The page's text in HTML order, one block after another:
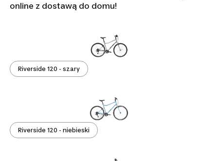
online z dostawą do domu!
Riverside 120 - szary
Riverside 120 - niebieski